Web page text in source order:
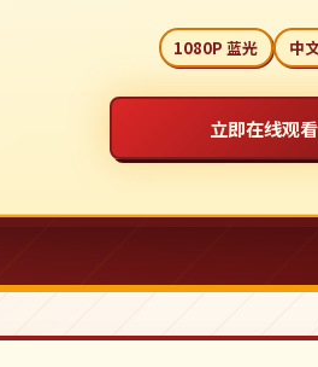
1080P 蓝光 中
立即在线观看